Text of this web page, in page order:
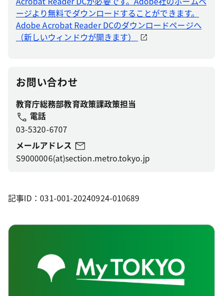
ージより無料でダウンロードすることができます。
Adobe Acrobat Reader DCのダウンロードページへ
（新しいウィンドウが開きます）
お問い合わせ
教育庁総務部教育政策課政策担当
電話
03-5320-6707
メールアドレス
S9000006(at)section.metro.tokyo.jp
記事ID：031-001-20240924-010689